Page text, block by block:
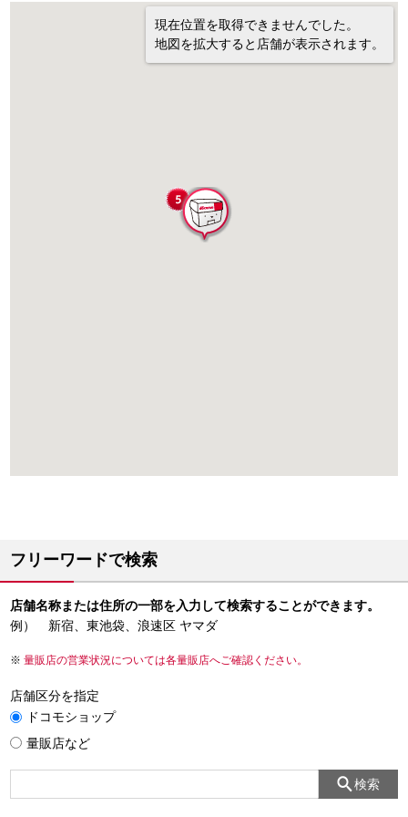
現在位置を取得できませんでした。
地図を拡大すると店舗が表示されます。
フリーワードで検索
店舗名称または住所の一部を入力して検索することができます。
例） 新宿、東池袋、浪速区 ヤマダ
量販店の営業状況については各量販店へご確認ください。
店舗区分を指定
ドコモショップ
量販店など
検索